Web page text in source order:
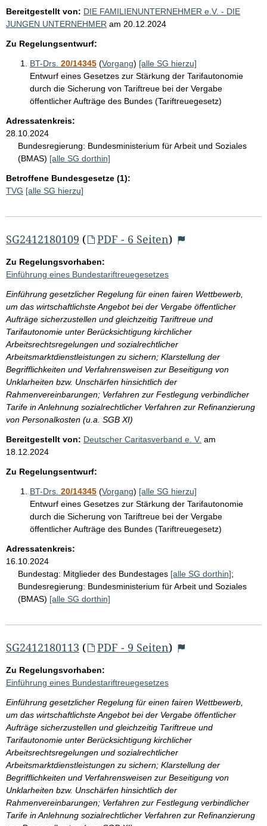
Bereitgestellt von: DIE FAMILIENUNTERNEHMER e.V. - DIE
JUNGEN UNTERNEHMER am 20.12.2024
Zu Regelungsentwurf:
BT-Drs. 20/14345 (Vorgang) [alle SG hierzu]
Entwurf eines Gesetzes zur Stärkung der Tarifautonomie
durch die Sicherung von Tariftreue bei der Vergabe
öffentlicher Aufträge des Bundes (Tariftreuegesetz)
Adressatenkreis:
28.10.2024
Bundesregierung: Bundesministerium für Arbeit und Soziales
(BMAS) [alle SG dorthin]
Betroffene Bundesgesetze (1):
TVG [alle SG hierzu]
SG2412180109 ( PDF - 6 Seiten)
Zu Regelungsvorhaben:
Einführung eines Bundestariftreuegesetzes
Einführung gesetzlicher Regelung für einen fairen Wettbewerb,
um das wirtschaftlichste Angebot bei der Vergabe öffentlicher
Aufträge sicherzustellen und gleichzeitig Tariftreue und
Tarifautonomie unter Berücksichtigung kirchlicher
Arbeitsrechtsregelungen und sozialrechtlicher
Arbeitsmarktdienstleistungen zu sichern; Klarstellung der
Begrifflichkeiten und Verfahrensweisen zur Beseitigung von
Unklarheiten bzw. Unschärfen hinsichtlich der
Rahmenvereinbarungen; Verfahren zur Festlegung verbindlicher
Tarife in Anlehnung sozialrechtlicher Verfahren zur Refinanzierung
von Personalkosten (u.a. SGB XI)
Bereitgestellt von: Deutscher Caritasverband e. V. am
18.12.2024
Zu Regelungsentwurf:
BT-Drs. 20/14345 (Vorgang) [alle SG hierzu]
Entwurf eines Gesetzes zur Stärkung der Tarifautonomie
durch die Sicherung von Tariftreue bei der Vergabe
öffentlicher Aufträge des Bundes (Tariftreuegesetz)
Adressatenkreis:
16.10.2024
Bundestag: Mitglieder des Bundestages [alle SG dorthin];
Bundesregierung: Bundesministerium für Arbeit und Soziales
(BMAS) [alle SG dorthin]
SG2412180113 ( PDF - 9 Seiten)
Zu Regelungsvorhaben:
Einführung eines Bundestariftreuegesetzes
Einführung gesetzlicher Regelung für einen fairen Wettbewerb,
um das wirtschaftlichste Angebot bei der Vergabe öffentlicher
Aufträge sicherzustellen und gleichzeitig Tariftreue und
Tarifautonomie unter Berücksichtigung kirchlicher
Arbeitsrechtsregelungen und sozialrechtlicher
Arbeitsmarktdienstleistungen zu sichern; Klarstellung der
Begrifflichkeiten und Verfahrensweisen zur Beseitigung von
Unklarheiten bzw. Unschärfen hinsichtlich der
Rahmenvereinbarungen; Verfahren zur Festlegung verbindlicher
Tarife in Anlehnung sozialrechtlicher Verfahren zur Refinanzierung